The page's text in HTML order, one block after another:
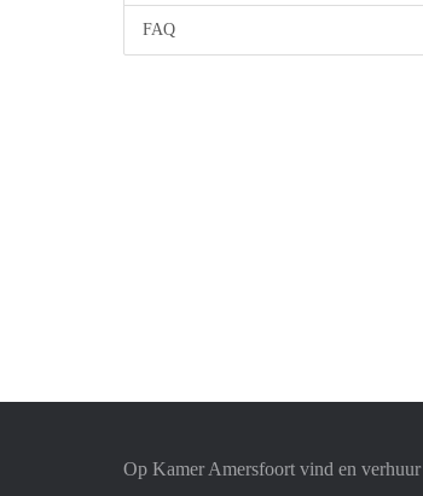
FAQ
Op Kamer Amersfoort vind en